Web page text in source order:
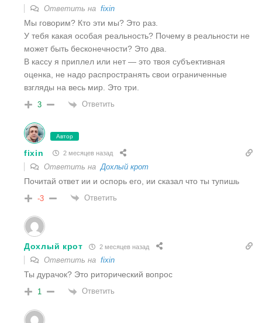
Ответить на fixin
Мы говорим? Кто эти мы? Это раз.
У тебя какая особая реальность? Почему в реальности не
может быть бесконечности? Это два.
В кассу я приплел или нет — это твоя субъективная
оценка, не надо распространять свои ограниченные
взгляды на весь мир. Это три.
3 Ответить
Автор
fixin 2 месяцев назад
Ответить на Дохлый крот
Почитай ответ ии и оспорь его, ии сказал что ты тупишь
-3 Ответить
Дохлый крот 2 месяцев назад
Ответить на fixin
Ты дурачок? Это риторический вопрос
1 Ответить